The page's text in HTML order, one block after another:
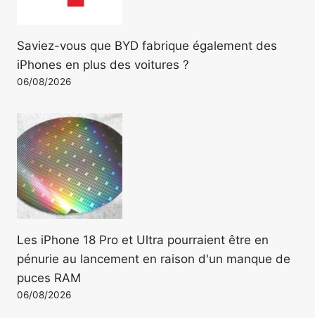
Saviez-vous que BYD fabrique également des
iPhones en plus des voitures ?
06/08/2026
Les iPhone 18 Pro et Ultra pourraient être en
pénurie au lancement en raison d'un manque de
puces RAM
06/08/2026